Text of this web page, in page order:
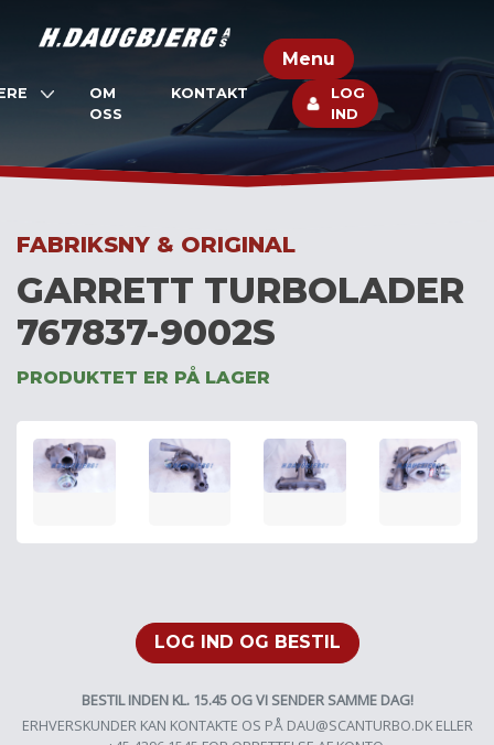
Menu
OM
OSS
KONTAKT
LOG
IND
FABRIKSNY & ORIGINAL
GARRETT TURBOLADER
767837-9002S
PRODUKTET ER PÅ LAGER
LOG IND OG BESTIL
BESTIL INDEN KL. 15.45 OG VI SENDER SAMME DAG!
ERHVERSKUNDER KAN KONTAKTE OS PÅ DAU@SCANTURBO.DKELLER